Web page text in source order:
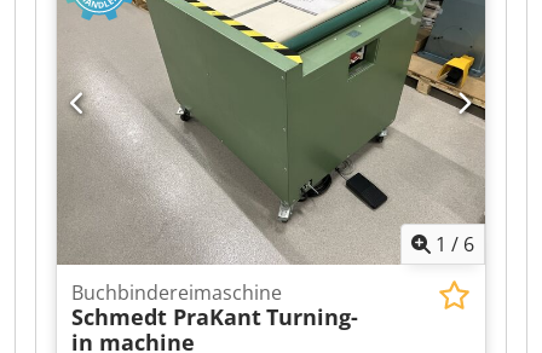
Bücherzuführung. Automatische Format-
Erkennung. Stromversorgung: 380V + Druckluft.
1 / 6
Buchbindereimaschine
Schmedt PraKantTurning-
in machine